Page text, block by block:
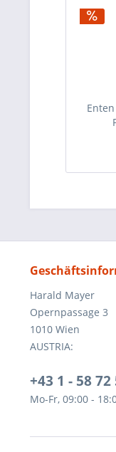
Harald Mayer
Opernpassage 3
1010 Wien
AUSTRIA:
+43 1 - 58 72
Mo-Fr, 09:00 -